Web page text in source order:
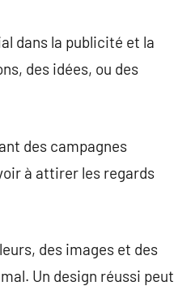
dans la publicité et la
des idées, ou des
des campagnes
à attirer les regards
des images et des
Un design réussi peut